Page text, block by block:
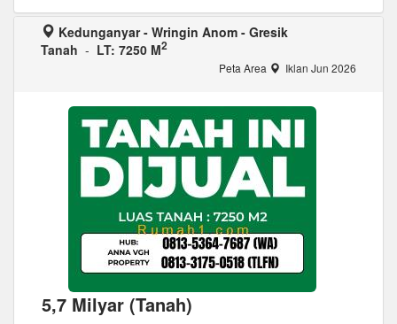
Kedunganyar - Wringin Anom - Gresik
Tanah - LT: 7250 M2
Peta Area Iklan Jun 2026
5,7 Milyar (Tanah)